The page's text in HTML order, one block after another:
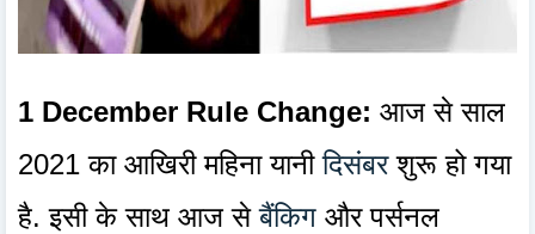
1 December Rule Change: आज से साल
2021 का आखिरी महिना यानीदिसंबरशुरू हो गया
है. इसी के साथ आज सेबैंकिग और पर्सनल